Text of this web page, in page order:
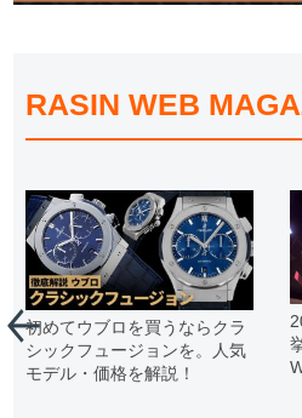
RASIN WEB
初めてウブロを買うならクラ
シックフュージョンを。人気
モデル・価格を解説！